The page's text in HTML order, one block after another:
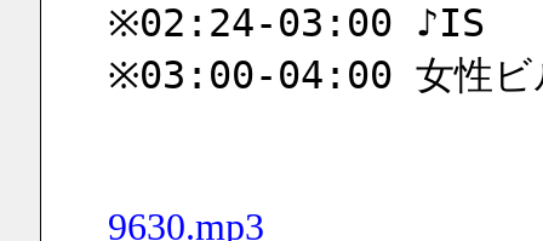
※02:24-03:00 ♪IS
※03:00-04:00 女性ビ
9630.mp3